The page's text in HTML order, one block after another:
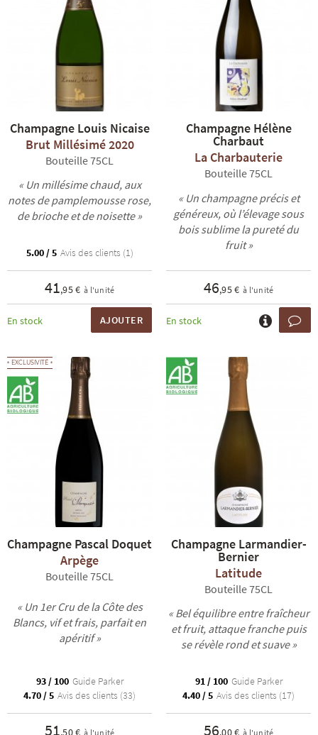
Champagne Louis Nicaise
Brut Millésimé 2020
Bouteille 75CL
« Un millésime chaud, aux
notes de pamplemousse rose,
de brioche et de noisette »
5.00 / 5 Avis des clients (1)
41,95 € à l'unité
En stock AJOUTER
Champagne Hélène
Charbaut
La Charbauterie
Bouteille 75CL
« Un champagne précis et
généreux, où l’élevage sous
bois sublime la pureté du
fruit »
46,95 € à l'unité
En stock
EXCLUSIVITÉ
Champagne Pascal Doquet
Arpège
Bouteille 75CL
« Un 1er Cru de la Côte des
Blancs, vif et frais, parfait en
apéritif »
93 / 100 Guide Parker
4.70 / 5 Avis des clients (33)
51,50 € à l'unité
Champagne Larmandier-
Bernier
Latitude
Bouteille 75CL
« Bel équilibre entre fraîcheur
et fruit, attaque franche puis
se révèle rond et suave »
91 / 100 Guide Parker
4.40 / 5 Avis des clients (17)
56,00 € à l'unité